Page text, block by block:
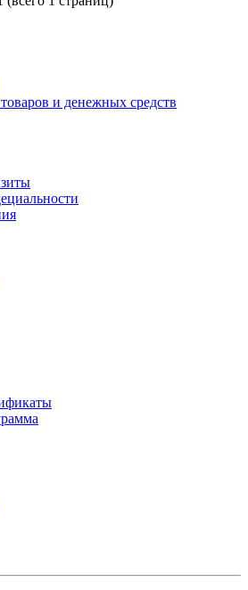
и денежных средств